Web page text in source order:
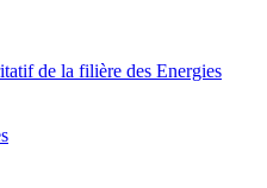
de la filière des Energies